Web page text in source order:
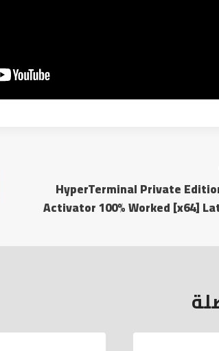
HyperTerminal Private
Activator 100% Worked [x64]